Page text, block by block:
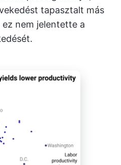
tapasztalt más
nem jelentette a